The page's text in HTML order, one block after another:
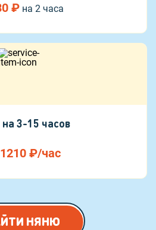
₽ на 2 часа
3-15 часов
₽/час
НЯНЮ